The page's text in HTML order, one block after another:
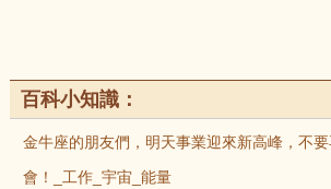
百科小知識：
金牛座的朋友們，明天事業迎來新高峰，不
會！_工作_宇宙_能量